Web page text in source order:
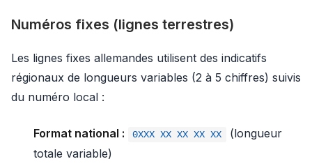
Numéros fixes (lignes terrestres)
Les lignes fixes allemandes utilisent des indicatifs
régionaux de longueurs variables (2 à 5 chiffres) suivis
du numéro local :
Format national : 0XXX XX XX XX XX
(longueur
totale variable)